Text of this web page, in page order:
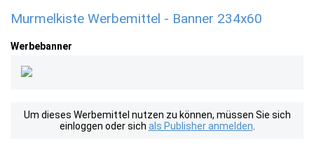
Murmelkiste Werbemittel - Banner 234x60
Werbebanner
Um dieses Werbemittel nutzen zu können, müssen Sie sich
einloggen oder sich als Publisher anmelden